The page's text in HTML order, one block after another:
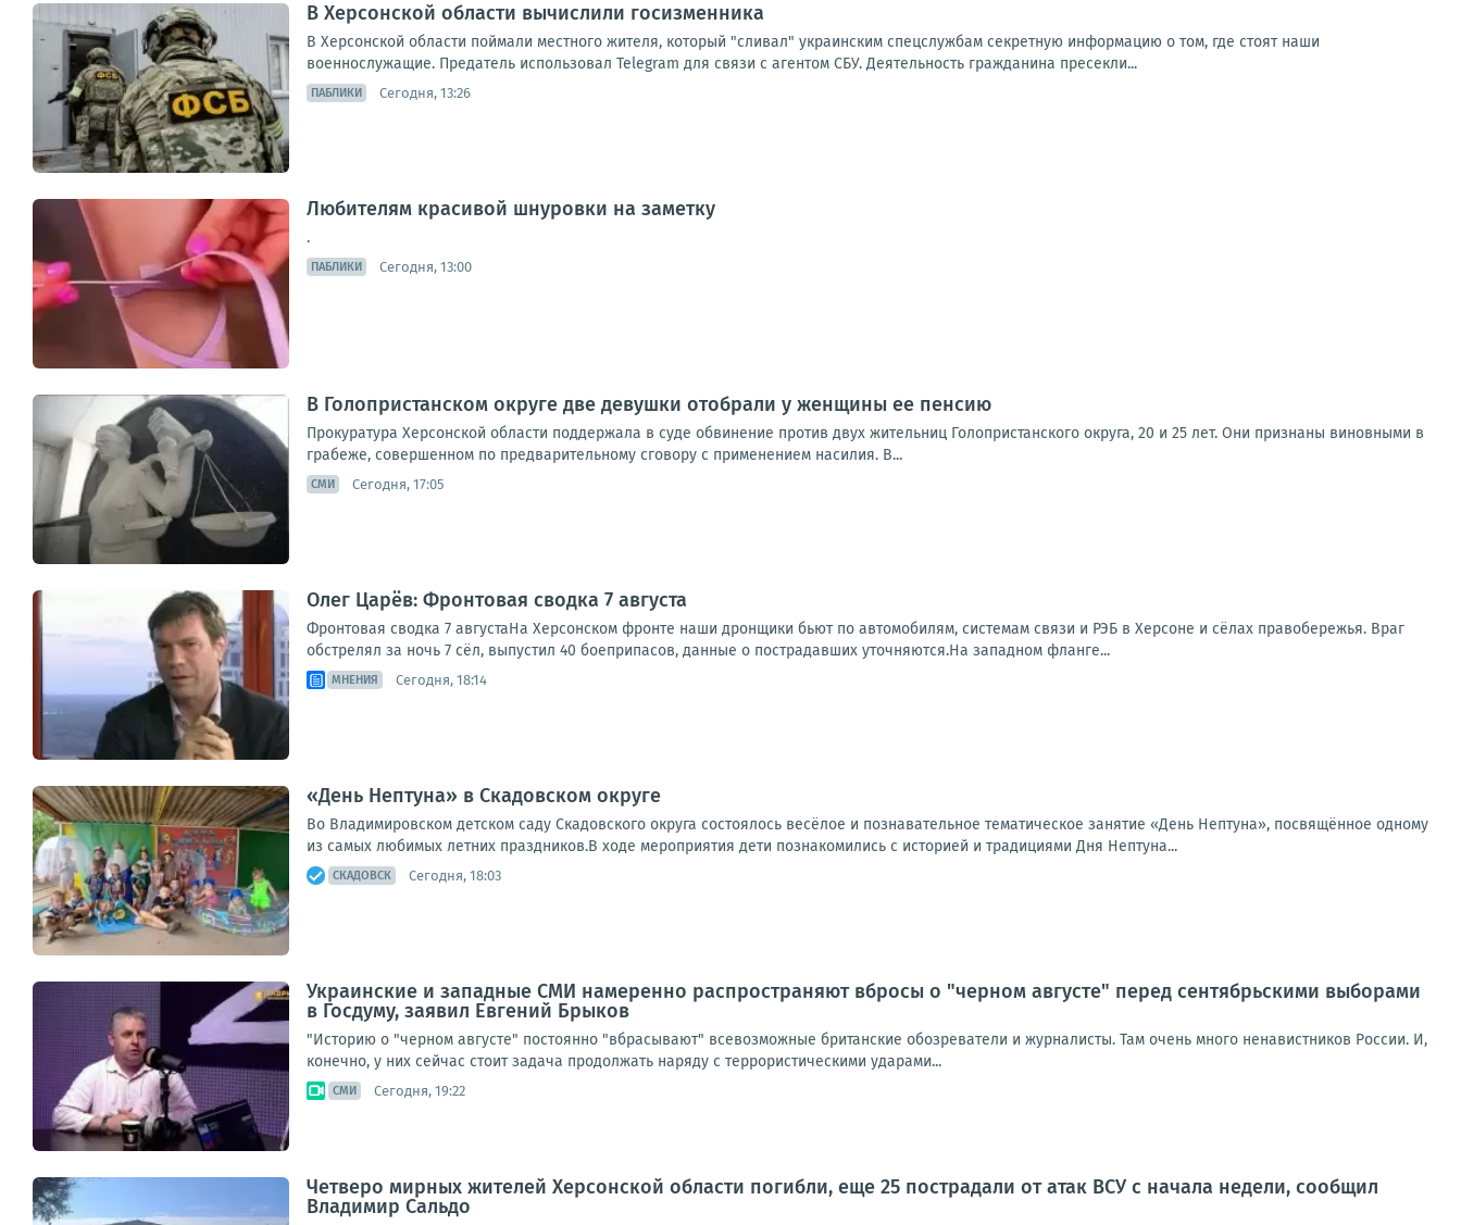
В Херсонской области вычислили госизменника
В Херсонской области поймали местного жителя, который "сливал" украинским спецслужбам секретную информацию о том, где стоят наши
военнослужащие. Предатель использовал Telegram для связи с агентом СБУ. Деятельность гражданина пресекли...
ПАБЛИКИ Сегодня, 13:26
Любителям красивой шнуровки на заметку
.
ПАБЛИКИ Сегодня, 13:00
В Голопристанском округе две девушки отобрали у женщины ее пенсию
Прокуратура Херсонской области поддержала в суде обвинение против двух жительниц Голопристанского округа, 20 и 25 лет. Они признаны виновными в
грабеже, совершенном по предварительному сговору с применением насилия. В...
СМИ Сегодня, 17:05
Олег Царёв: Фронтовая сводка 7 августа
Фронтовая сводка 7 августаНа Херсонском фронте наши дронщики бьют по автомобилям, системам связи и РЭБ в Херсоне и сёлах правобережья. Враг
обстрелял за ночь 7 сёл, выпустил 40 боеприпасов, данные о пострадавших уточняются.На западном фланге...
МНЕНИЯ Сегодня, 18:14
«День Нептуна» в Скадовском округе
Во Владимировском детском саду Скадовского округа состоялось весёлое и познавательное тематическое занятие «День Нептуна», посвящённое одному
из самых любимых летних праздников.В ходе мероприятия дети познакомились с историей и традициями Дня Нептуна...
СКАДОВСК Сегодня, 18:03
Украинские и западные СМИ намеренно распространяют вбросы о "черном августе" перед сентябрьскими выборами
в Госдуму, заявил Евгений Брыков
"Историю о "черном августе" постоянно "вбрасывают" всевозможные британские обозреватели и журналисты. Там очень много ненавистников России. И,
конечно, у них сейчас стоит задача продолжать наряду с террористическими ударами...
СМИ Сегодня, 19:22
Четверо мирных жителей Херсонской области погибли, еще 25 пострадали от атак ВСУ с начала недели, сообщил
Владимир Сальдо